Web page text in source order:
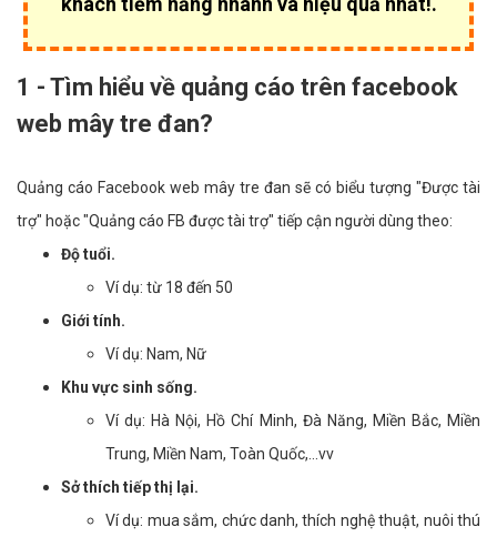
1 - Tìm hiểu về quảng cáo trên facebook
web mây tre đan?
Quảng cáo Facebook web mây tre đan sẽ có biểu tượng "Được tài
trợ" hoặc "Quảng cáo FB được tài trợ" tiếp cận người dùng theo:
Độ tuổi.
Ví dụ: từ 18 đến 50
Giới tính.
Ví dụ: Nam, Nữ
Khu vực sinh sống.
Ví dụ: Hà Nội, Hồ Chí Minh, Đà Năng, Miền Bắc, Miền
Trung, Miền Nam, Toàn Quốc,...vv
Sở thích tiếp thị lại.
Ví dụ: mua sắm, chức danh, thích nghệ thuật, nuôi thú